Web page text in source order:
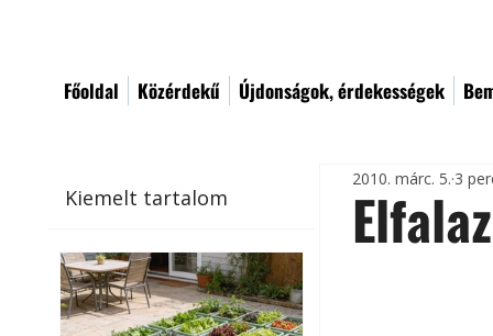
Főoldal Közérdekű Újdonságok, érdekességek
Kiemelt tartalom
2010. márc. 5. 3